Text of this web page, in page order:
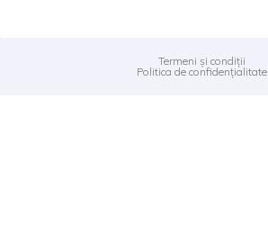
Termeni și condiții
Politica de confidențialitate